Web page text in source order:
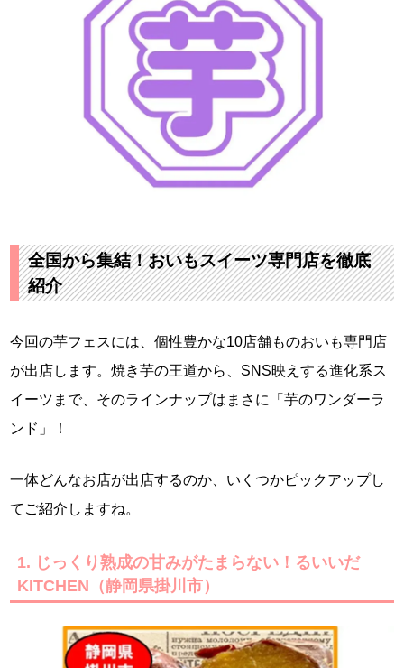
全国から集結！おいもスイーツ専門店を徹底
紹介
今回の芋フェスには、個性豊かな10店舗ものおいも専門店
が出店します。焼き芋の王道から、SNS映えする進化系ス
イーツまで、そのラインナップはまさに「芋のワンダーラ
ンド」！
一体どんなお店が出店するのか、いくつかピックアップし
てご紹介しますね。
1. じっくり熟成の甘みがたまらない！るいいだ
KITCHEN（静岡県掛川市）